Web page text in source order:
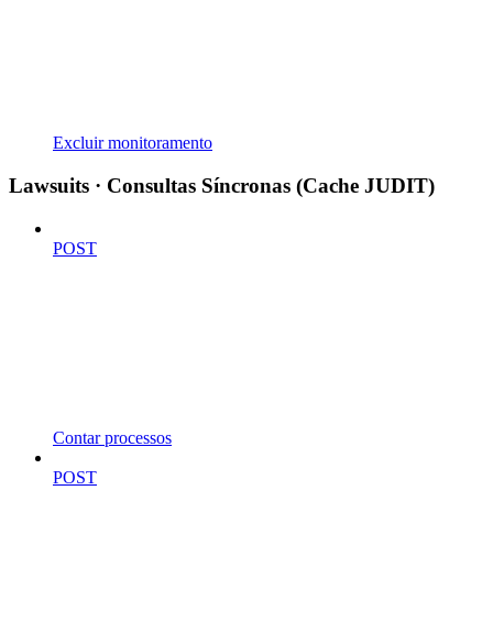
Excluir monitoramento
Lawsuits · Consultas Síncronas (Cache JUDIT)
POST
Contar processos
POST